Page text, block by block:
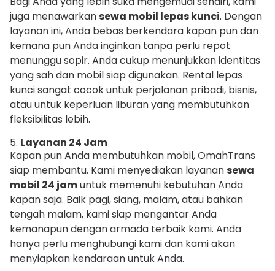
juga menawarkansewa mobil lepas kunci. Dengan
layanan ini, Anda bebas berkendara kapan pun dan
kemana pun Anda inginkan tanpa perlu repot
menunggu sopir. Anda cukup menunjukkan identitas
yang sah dan mobil siap digunakan. Rental lepas
kunci sangat cocok untuk perjalanan pribadi, bisnis,
atau untuk keperluan liburan yang membutuhkan
fleksibilitas lebih.
5. Layanan 24 Jam
Kapan pun Anda membutuhkan mobil, OmahTrans
siap membantu. Kami menyediakan layanansewa
mobil 24 jamuntuk memenuhi kebutuhan Anda
kapan saja. Baik pagi, siang, malam, atau bahkan
tengah malam, kami siap mengantar Anda
kemanapun dengan armada terbaik kami. Anda
hanya perlu menghubungi kami dan kami akan
menyiapkan kendaraan untuk Anda.